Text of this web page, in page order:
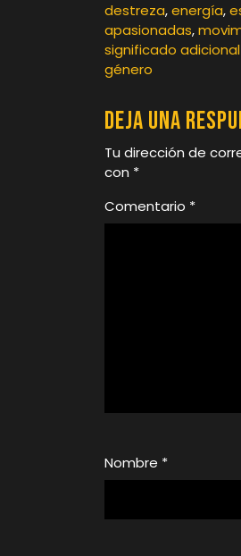
destreza,energía,
apasionadas,
significado
género
Deja una
Tu dirección de
con *
Comentario *
Nombre *